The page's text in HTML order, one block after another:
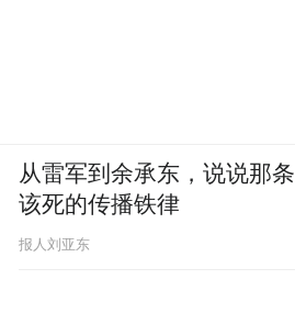
从雷军到余承东，说说那条
该死的传播铁律
报人刘亚东